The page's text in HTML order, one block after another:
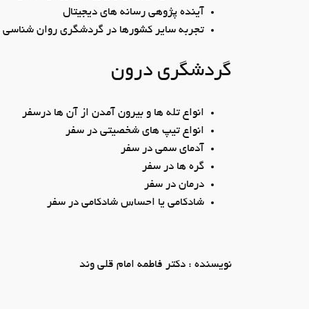
آینده پژوهی رسانه ­های دیجیتال
تجربه سایر کشورها در گردشگری روان شناسی
گردشگری درون
انواع تله ­ها و بیرون آمدن از آن­ ها درسفر
انواع تیپ ­های شخصیتی در سفر
آدمای سمی در سفر
گره­ ها در سفر
درمان در سفر
شادکامی یا احساس شادکامی در سفر
نویسنده : دکتر فاطمه امام قلی وند